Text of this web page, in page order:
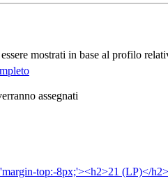
mostrati in base al profilo
assegnati